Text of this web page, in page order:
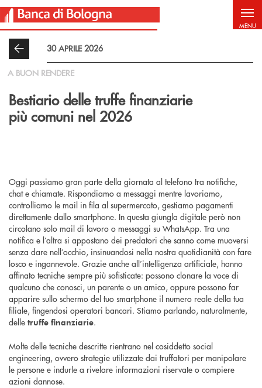
Salta al contenuto principale
MENU
30 APRILE 2026
A BUON RENDERE
Bestiario delle truffe finanziarie
più comuni nel 2026
Oggi passiamo gran parte della giornata al telefono tra notifiche,
chat e chiamate. Rispondiamo a messaggi mentre lavoriamo,
controlliamo le mail in fila al supermercato, gestiamo pagamenti
direttamente dallo smartphone. In questa giungla digitale però non
circolano solo mail di lavoro o messaggi su WhatsApp. Tra una
notifica e l’altra si appostano dei predatori che sanno come muoversi
senza dare nell’occhio, insinuandosi nella nostra quotidianità con fare
losco e ingannevole. Grazie anche all’intelligenza artificiale, hanno
affinato tecniche sempre più sofisticate: possono clonare la voce di
qualcuno che conosci, un parente o un amico, oppure possono far
apparire sullo schermo del tuo smartphone il numero reale della tua
filiale, fingendosi operatori bancari. Stiamo parlando, naturalmente,
delle truffe finanziarie.
Molte delle tecniche descritte rientrano nel cosiddetto social
engineering, ovvero strategie utilizzate dai truffatori per manipolare
le persone e indurle a rivelare informazioni riservate o compiere
azioni dannose.